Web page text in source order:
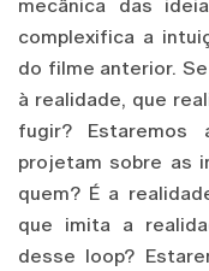
mecânica das
complexifica a
do filme anterior.
à realidade, que
fugir?
projetam sobre as
quem? É a
que imita a
desse loop?